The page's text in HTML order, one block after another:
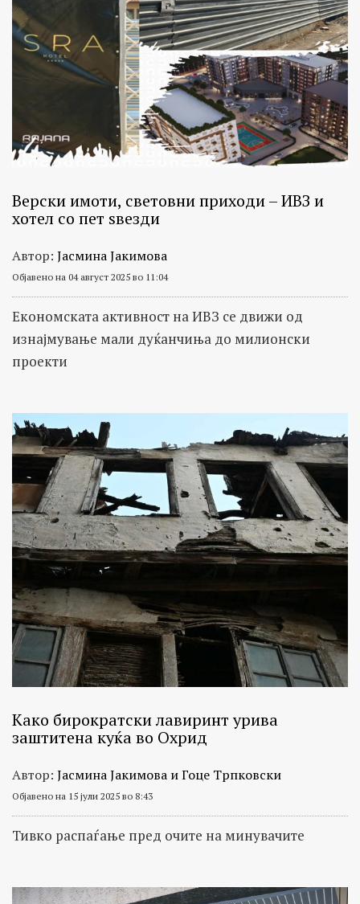
Верски имоти, световни приходи – ИВЗ и
хотел со пет ѕвезди
Автор: Јасмина Јакимова
Објавено на 04 август 2025 во 11:04
Eкономската активност на ИВЗ се движи од
изнајмување мали дуќанчиња до милионски
проекти
Како бирократски лавиринт урива
заштитена куќа во Охрид
Автор: Јасмина Јакимова и Гоце Трпковски
Објавено на 15 јули 2025 во 8:43
Тивко распаѓање пред очите на минувачите